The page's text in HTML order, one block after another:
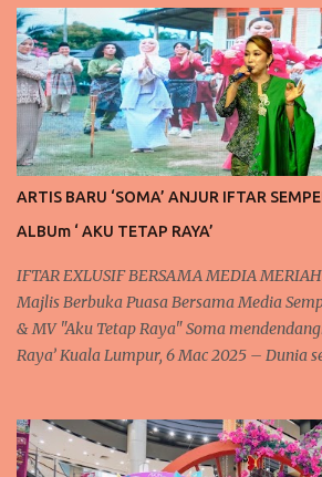
s
ARTIS BARU ‘SOMA’ ANJUR IFTAR
ALBUm ‘ AKU TETAP RAYA’
IFTAR EXLUSIF BERSAMA MEDIA
Majlis Berbuka Puasa Bersama Media
& MV "Aku Tetap Raya" Soma
Raya’ Kuala Lumpur, 6 Mac 2025 – Dunia
setiap kali menjelang syawal. Tidak
penyanyi baharu tanahair, Soma atau